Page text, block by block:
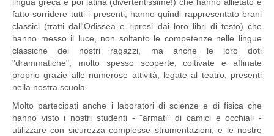
fatto sorridere tutti i presenti; hanno quindi rappresentato brani
classici (tratti dall'Odissea e ripresi dai loro libri di testo) che
hanno messo il luce, non soltanto le competenze nelle lingue
classiche dei nostri ragazzi, ma anche le loro doti
"drammatiche", molto spesso scoperte, coltivate e affinate
proprio grazie alle numerose attività, legate al teatro, presenti
nella nostra scuola.
Molto partecipati anche i laboratori di scienze e di fisica che
hanno visto i nostri studenti - "armati" di camici e occhiali -
utilizzare con sicurezza complesse strumentazioni, e le nostre